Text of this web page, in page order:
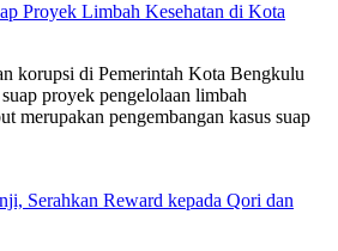
Proyek Limbah Kesehatan di Kota
korupsi di Pemerintah Kota Bengkulu
proyek pengelolaan limbah
merupakan pengembangan kasus suap
Serahkan Reward kepada Qori dan